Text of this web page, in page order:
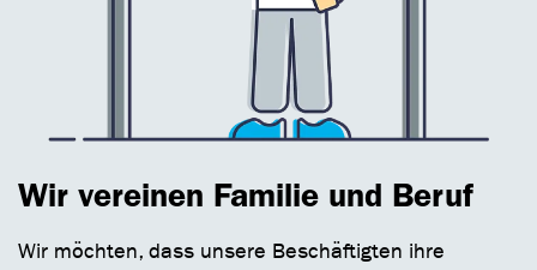
Wir vereinen Familie und Beruf
Wir möchten, dass unsere Beschäftigten ihre